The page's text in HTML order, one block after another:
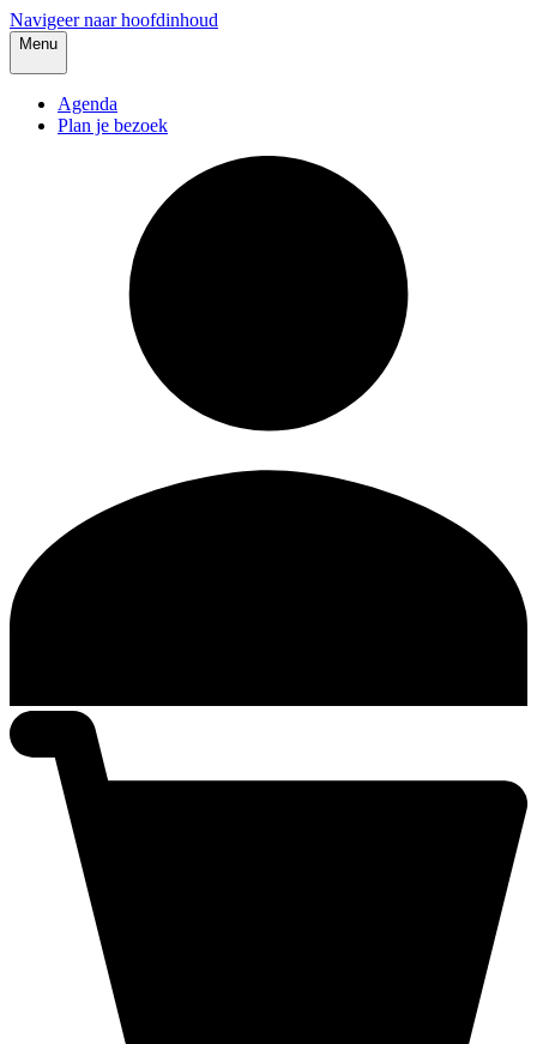
Navigeer naar hoofdinhoud
Menu
Agenda
Plan je bezoek